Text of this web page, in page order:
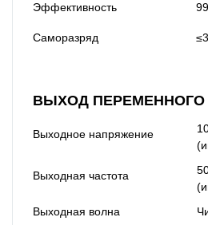
Эффективность
Саморазряд
ВЫХОД ПЕРЕМЕННОГО
Выходное напряжение
Выходная частота
Выходная волна